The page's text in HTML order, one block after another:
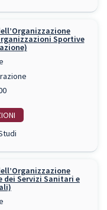
Sportive
dei Servizi Sanitari e